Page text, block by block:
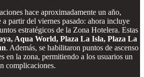
hace aproximadamente un año,
partir del viernes pasado: ahora incluye
estratégicos de la Zona Hotelera. Estas
Aqua World, Plaza La Isla, Plaza La
. Además, se habilitaron puntos de ascenso
en la zona, permitiendo a los usuarios un
complicaciones.